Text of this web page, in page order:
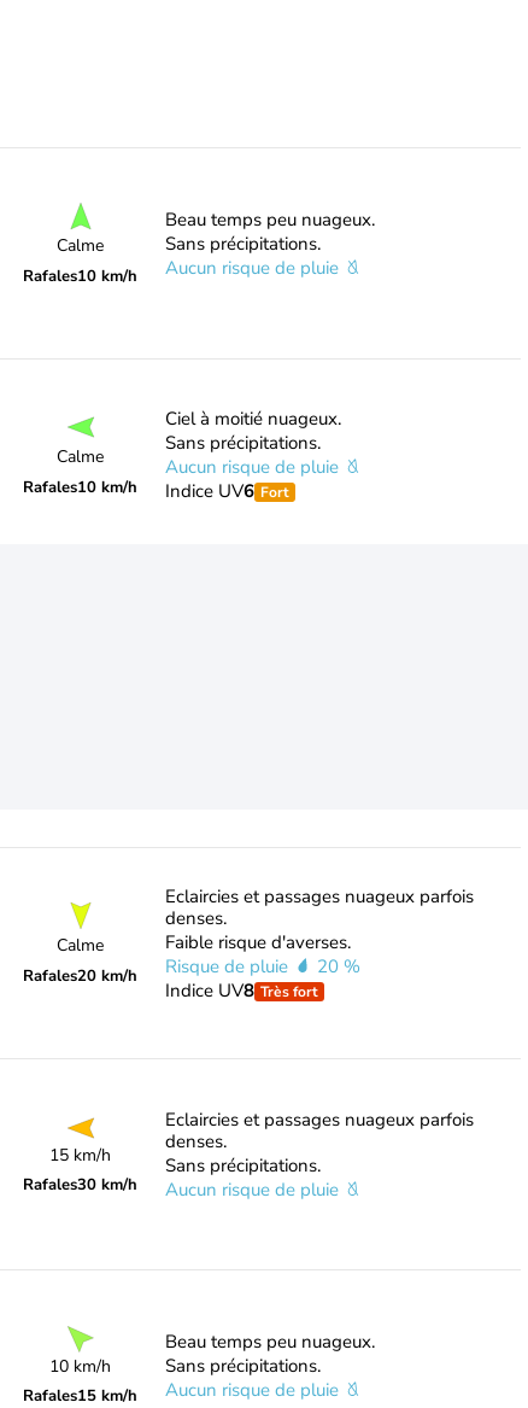
Calme
Rafales10 km/h
Beau temps peu nuageux.
Sans précipitations.
Aucun risque de pluie
Calme
Rafales10 km/h
Ciel à moitié nuageux.
Sans précipitations.
Aucun risque de pluie
Indice UV6 Fort
Calme
Rafales20 km/h
Eclaircies et passages nuageux parfois
denses.
Faible risque d'averses.
Risque de pluie
20 %
Indice UV8 Très fort
15 km/h
Rafales30 km/h
Eclaircies et passages nuageux parfois
denses.
Sans précipitations.
Aucun risque de pluie
10 km/h
Rafales15 km/h
Beau temps peu nuageux.
Sans précipitations.
Aucun risque de pluie